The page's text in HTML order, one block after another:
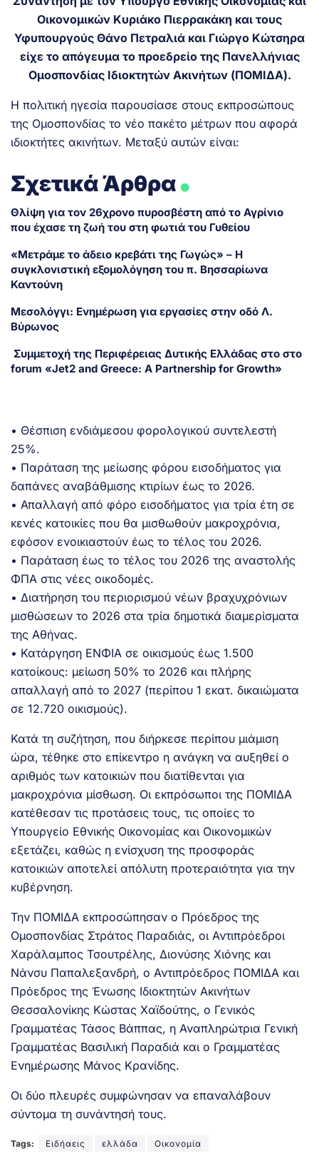
Οικονομικών Κυριάκο Πιερρακάκη και τους
Υφυπουργούς Θάνο Πετραλιά και Γιώργο Κώτσηρα
είχε το απόγευμα το προεδρείο της Πανελλήνιας
Ομοσπονδίας Ιδιοκτητών Ακινήτων (ΠΟΜΙΔΑ).
Η πολιτική ηγεσία παρουσίασε στους εκπροσώπους
της Ομοσπονδίας το νέο πακέτο μέτρων που αφορά
ιδιοκτήτες ακινήτων. Μεταξύ αυτών είναι:
Σχετικά Άρθρα.
Θλίψη για τον 26χρονο πυροσβέστη από το Αγρίνιο
που έχασε τη ζωή του στη φωτιά του Γυθείου
«Μετράμε το άδειο κρεβάτι της Γωγώς» – Η
συγκλονιστική εξομολόγηση του π. Βησσαρίωνα
Καντούνη
Μεσολόγγι: Ενημέρωση για εργασίες στην οδό Λ.
Βύρωνος
Συμμετοχή της Περιφέρειας Δυτικής Ελλάδας στο στο
forum «Jet2 and Greece: A Partnership for Growth»
• Θέσπιση ενδιάμεσου φορολογικού συντελεστή
25%.
• Παράταση της μείωσης φόρου εισοδήματος για
δαπάνες αναβάθμισης κτιρίων έως το 2026.
• Απαλλαγή από φόρο εισοδήματος για τρία έτη σε
κενές κατοικίες που θα μισθωθούν μακροχρόνια,
εφόσον ενοικιαστούν έως το τέλος του 2026.
• Παράταση έως το τέλος του 2026 της αναστολής
ΦΠΑ στις νέες οικοδομές.
• Διατήρηση του περιορισμού νέων βραχυχρόνιων
μισθώσεων το 2026 στα τρία δημοτικά διαμερίσματα
της Αθήνας.
• Κατάργηση ΕΝΦΙΑ σε οικισμούς έως 1.500
κατοίκους: μείωση 50% το 2026 και πλήρης
απαλλαγή από το 2027 (περίπου 1 εκατ. δικαιώματα
σε 12.720 οικισμούς).
Κατά τη συζήτηση, που διήρκεσε περίπου μιάμιση
ώρα, τέθηκε στο επίκεντρο η ανάγκη να αυξηθεί ο
αριθμός των κατοικιών που διατίθενται για
μακροχρόνια μίσθωση. Οι εκπρόσωποι της ΠΟΜΙΔΑ
κατέθεσαν τις προτάσεις τους, τις οποίες το
Υπουργείο Εθνικής Οικονομίας και Οικονομικών
εξετάζει, καθώς η ενίσχυση της προσφοράς
κατοικιών αποτελεί απόλυτη προτεραιότητα για την
κυβέρνηση.
Την ΠΟΜΙΔΑ εκπροσώπησαν ο Πρόεδρος της
Ομοσπονδίας Στράτος Παραδιάς, οι Αντιπρόεδροι
Χαράλαμπος Τσουτρέλης, Διονύσης Χιόνης και
Νάνσυ Παπαλεξανδρή, ο Αντιπρόεδρος ΠΟΜΙΔΑ και
Πρόεδρος της Ένωσης Ιδιοκτητών Ακινήτων
Θεσσαλονίκης Κώστας Χαϊδούτης, ο Γενικός
Γραμματέας Τάσος Βάππας, η Αναπληρώτρια Γενική
Γραμματέας Βασιλική Παραδιά και ο Γραμματέας
Ενημέρωσης Μάνος Κρανίδης.
Οι δύο πλευρές συμφώνησαν να επαναλάβουν
σύντομα τη συνάντησή τους.
Tags: Ειδήαεις ελλάδα Οικονομία